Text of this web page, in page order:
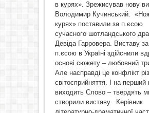
в курях». Зрежисував нову
Володимир Кучинський.
курях» поставили за п.єсою
сучасного шотландського
Девіда Гарровера. Виставу
п.єсою в Україні здійснили
основі сюжету – любовний
Але насправді це конфлікт
світосприйняття. І на перший
виходить Cлово – твердять
створили виставу. Керівник